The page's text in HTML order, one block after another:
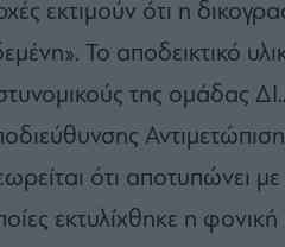
εκτιμούν ότι η
Το αποδεικτικό
της ομάδας
ότι αποτυπώνει
εκτυλίχθηκε η